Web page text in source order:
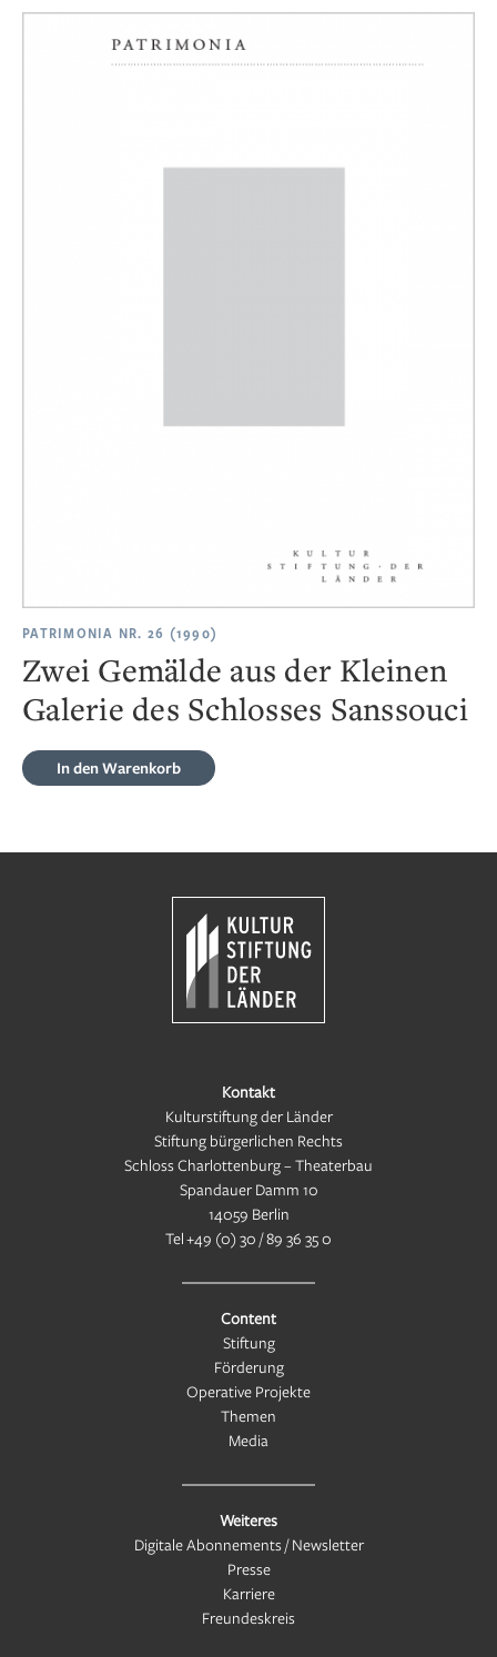
PATRIMONIA NR. 26 (1990)
Zwei Gemälde aus der Kleinen
Galerie des Schlosses Sanssouci
In den Warenkorb
Kontakt
Kulturstiftung der Länder
Stiftung bürgerlichen Rechts
Schloss Charlottenburg – Theaterbau
Spandauer Damm 10
14059 Berlin
Tel+49 (0) 30 / 89 36 35 0
Content
Stiftung
Förderung
Operative Projekte
Themen
Media
Weiteres
Digitale Abonnements / Newsletter
Presse
Karriere
Freundeskreis